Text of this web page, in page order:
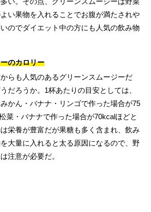
い果物を入れることでお腹が満たされや
のでダイエット中の方にも人気の飲み物
のカロリー
らも人気のあるグリーンスムージーだ
だろうか。1杯あたりの目安としては、
かん・バナナ・リンゴで作った場合が75
菜・バナナで作った場合が70kcalほどと
栄養が豊富だが果糖も多く含まれ、飲み
大量に入れると太る原因になるので、野
注意が必要だ。